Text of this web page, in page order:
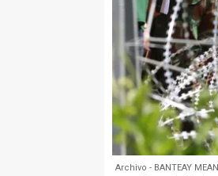
Archivo - BANTEAY